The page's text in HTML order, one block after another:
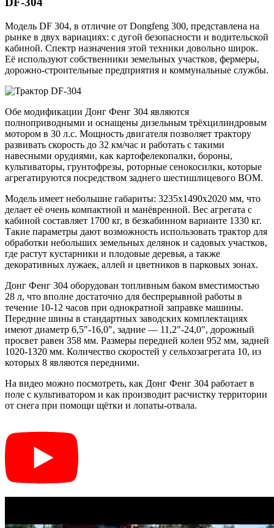
Модель DF 304, в отличие от Dongfeng 300, представлена на
рынке в двух вариациях: с дугой безопасности и водительской
кабиной. Спектр назначения этой техники довольно широк.
Её используют собственники земельных участков, фермеры,
дорожно-строительные предприятия и коммунальные службы.
Обе модификации Донг Фенг 304 являются
полноприводными и оснащены дизельным трёхцилиндровым
мотором в 30 л.с. Мощность двигателя позволяет трактору
развивать скорость до 32 км/час и работать с такими
навесными орудиями, как картофелекопалки, бороны,
культиваторы, грунтофрезы, роторные сенокосилки, которые
агрегатируются посредством заднего шестишлицевого ВОМ.
Модель имеет небольшие габариты: 3235х1490х2020 мм, что
делает её очень компактной и манёвренной. Вес агрегата с
кабиной составляет 1700 кг, в безкабинном варианте 1330 кг.
Такие параметры дают возможность использовать трактор для
обработки небольших земельных делянок и садовых участков,
где растут кустарники и плодовые деревья, а также
декоративных лужаек, аллей и цветников в парковых зонах.
Донг Фенг 304 оборудован топливным баком вместимостью
28 л, что вполне достаточно для беспрерывной работы в
течение 10-12 часов при однократной заправке машины.
Передние шины в стандартных заводских комплектациях
имеют диаметр 6,5"-16,0", задние — 11,2"-24,0", дорожный
просвет равен 358 мм. Размеры передней колеи 952 мм, задней
1020-1320 мм. Количество скоростей у сельхозагрегата 10, из
которых 8 являются передними.
На видео можно посмотреть, как Донг Фенг 304 работает в
поле с культиватором и как производит расчистку территории
от снега при помощи щётки и лопаты-отвала.